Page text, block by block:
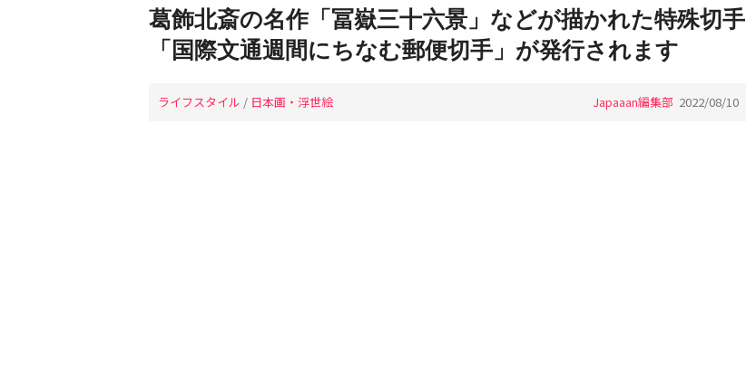
葛飾北斎の名作「冨嶽三十六景」などが描かれた特殊切手
「国際文通週間にちなむ郵便切手」が発行されます
ライフスタイル / 日本画・浮世絵 Japaaan編集部 2022/08/10